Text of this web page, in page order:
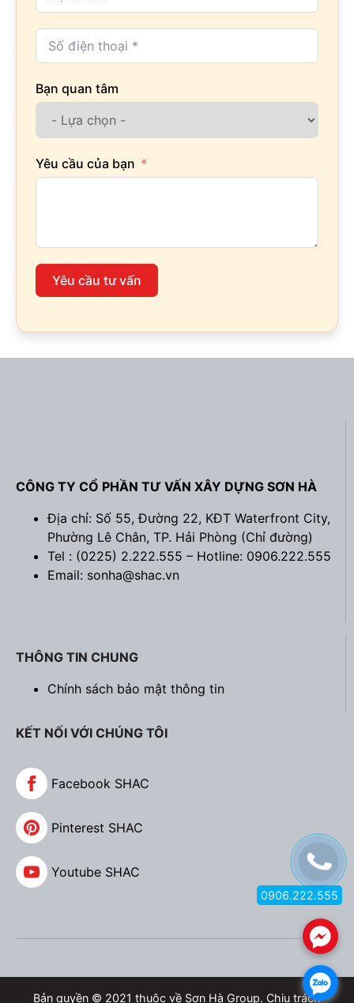
Bạn quan tâm
Yêu cầu của bạn
Yêu cầu tư vấn
CÔNG TY CỔ PHẦN TƯ VẤN XÂY DỰNG SƠN HÀ
Địa chỉ: Số 55, Đường 22, KĐT Waterfront City,
Phường Lê Chân, TP. Hải Phòng (Chỉ đường)
Tel : (0225) 2.222.555 – Hotline: 0906.222.555
Email: sonha@shac.vn
THÔNG TIN CHUNG
Chính sách bảo mật thông tin
KẾT NỐI VỚI CHÚNG TÔI
Facebook SHAC
Pinterest SHAC
Youtube SHAC
Bản quyền © 2021 thuộc về Sơn Hà Group. Chịu trách
.
.
0906.222.555